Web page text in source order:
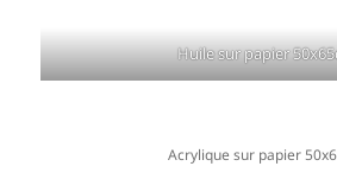
Huile sur papier
Acrylique sur papier